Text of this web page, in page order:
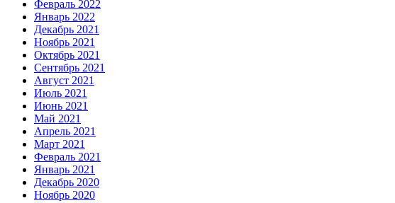
Февраль 2022
Январь 2022
Декабрь 2021
Ноябрь 2021
Октябрь 2021
Сентябрь 2021
Август 2021
Июль 2021
Июнь 2021
Май 2021
Апрель 2021
Март 2021
Февраль 2021
Январь 2021
Декабрь 2020
Ноябрь 2020